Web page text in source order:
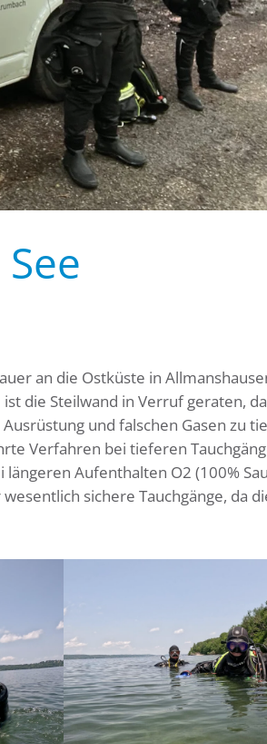
an die Ostküste in
die Steilwand in Verruf geraten,
und falschen Gasen zu
Verfahren bei tieferen
längeren Aufenthalten O2 (100%
sichere Tauchgänge, da